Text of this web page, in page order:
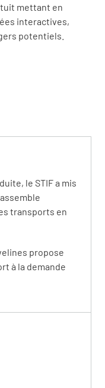
mettant en
interactives,
potentiels.
le STIF a mis
transports en
propose
à la demande